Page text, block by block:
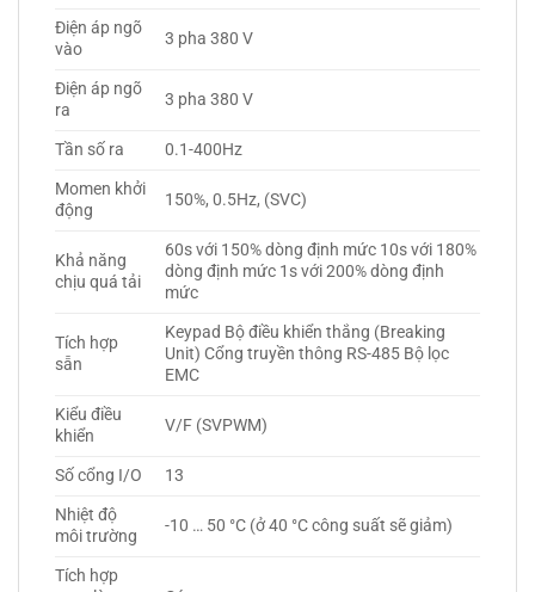
Điện áp ngõ
vào
3 pha 380 V
Điện áp ngõ
ra
3 pha 380 V
Tần số ra
0.1-400Hz
Momen khởi
động
150%, 0.5Hz, (SVC)
Khả năng
chịu quá tải
60s với 150% dòng định mức 10s với 180%
dòng định mức 1s với 200% dòng định
mức
Tích hợp
sẵn
Keypad Bộ điều khiển thắng (Breaking
Unit) Cổng truyền thông RS-485 Bộ lọc
EMC
Kiểu điều
khiển
V/F (SVPWM)
Số cổng I/O
13
Nhiệt độ
môi trường
-10 … 50 °C (ở 40 °C công suất sẽ giảm)
Tích hợp